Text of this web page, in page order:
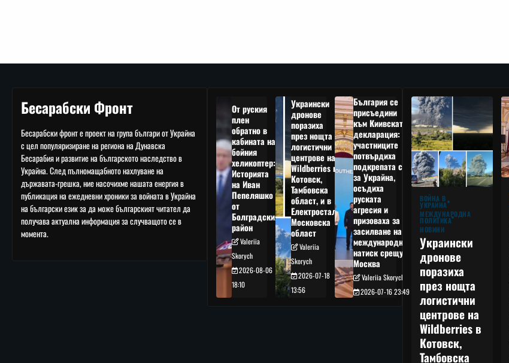
Бесарабски Фронт
Бесарабски фронт е проект на група българи от Украйна
с цел популяризиране на региона на Дунавска
Бесарабия и развитие на българското наследство в
Украйна. След пълномащабното нахлуване на
държавата-грешка, ние насочихме нашата енергия в
публикация на ежедневни хроники за войната в Украйна
на български език за да може българският читател да
получава актуална информация за случващото се в
момента.
От руския
плен
обратно в
кабината на
бойния
хеликоптер:
Историята
на Иван
Пепеляшко
от
Болградския
район
Valeriia
Skorych
2026-08-06
18:10
Украински
дронове
поразиха
през нощта
логистични
центрове на
Wildberries в
Котовск,
Тамбовска
област, и в
Електростал,
Московска
област
Valeriia
Skorych
2026-07-18
13:56
България се
присъедини
към Киивската
декларация:
участниците
потвърдиха
подкрепата си
за Украйна,
осъдиха
руската
агресия и
призоваха за
засилване на
международния
натиск срещу
Москва
Valeriia Skorych
2026-07-16 23:49
ВОЙНА В
УКРАЙНА
МЕЖДУНАРОДНА
ПОЛИТИКА
НОВИНИ
Украински
дронове
поразиха
през нощта
логистични
центрове на
Wildberries в
Котовск,
Тамбовска